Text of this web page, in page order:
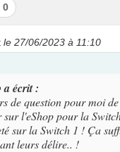
J’aime
pas
0
le 27/06/2023 à 11:10
a écrit :
de question pour moi
sur l'eShop pour la
sur la Switch 1 ! Ça
leurs délire.. !